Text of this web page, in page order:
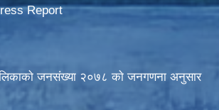
Report
जनसंख्या २०७८ काे जनगणना अनुसार